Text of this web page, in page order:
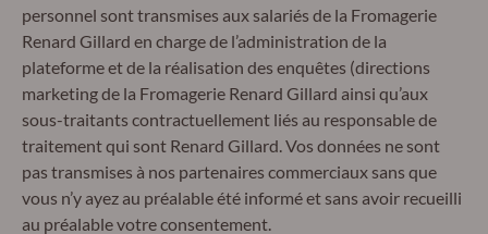
personnel sont transmises aux salariés de la Fromagerie
Renard Gillard en charge de l’administration de la
plateforme et de la réalisation des enquêtes (directions
marketing de la Fromagerie Renard Gillard ainsi qu’aux
sous-traitants contractuellement liés au responsable de
traitement qui sont Renard Gillard. Vos données ne sont
pas transmises à nos partenaires commerciaux sans que
vous n’y ayez au préalable été informé et sans avoir recueilli
au préalable votre consentement.